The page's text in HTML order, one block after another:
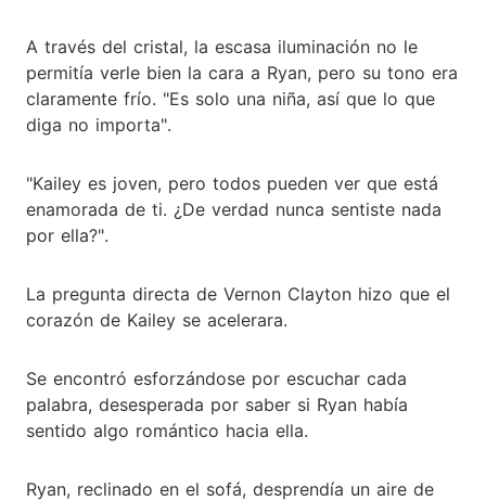
A través del cristal, la escasa iluminación no le
permitía verle bien la cara a Ryan, pero su tono era
claramente frío. "Es solo una niña, así que lo que
diga no importa".
"Kailey es joven, pero todos pueden ver que está
enamorada de ti. ¿De verdad nunca sentiste nada
por ella?".
La pregunta directa de Vernon Clayton hizo que el
corazón de Kailey se acelerara.
Se encontró esforzándose por escuchar cada
palabra, desesperada por saber si Ryan había
sentido algo romántico hacia ella.
Ryan, reclinado en el sofá, desprendía un aire de